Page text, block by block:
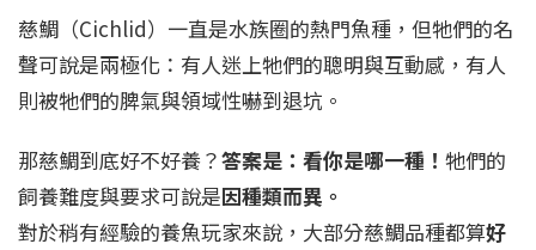
慈鯛（Cichlid）一直是水族圈的熱門魚種，但牠們的名
聲可說是兩極化：有人迷上牠們的聰明與互動感，有人
則被牠們的脾氣與領域性嚇到退坑。
那慈鯛到底好不好養？答案是：看你是哪一種！ 牠們的
飼養難度與要求可說是因種類而異。
對於稍有經驗的養魚玩家來說，大部分慈鯛品種都算好